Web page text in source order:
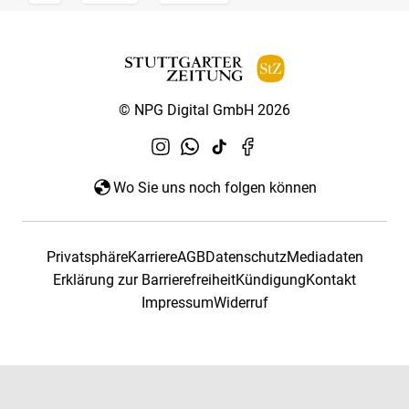
© NPG Digital GmbH 2026
Wo Sie uns noch folgen können
PrivatsphäreKarriereAGBDatenschutzMediadaten
Erklärung zur BarrierefreiheitKündigungKontakt
ImpressumWiderruf